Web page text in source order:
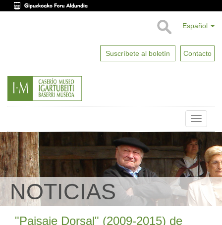
Español
Suscríbete al boletín Contacto
Toggle
NOTICIAS
"Paisaje Dorsal" (2009-2015) de